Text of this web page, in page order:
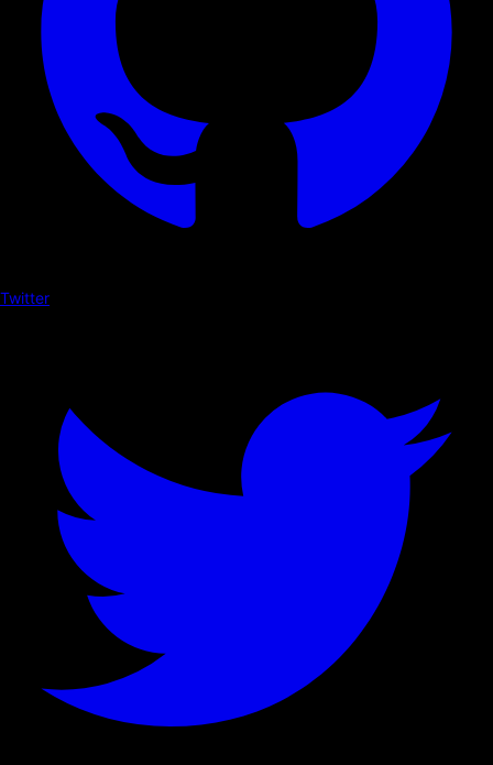
Twitter